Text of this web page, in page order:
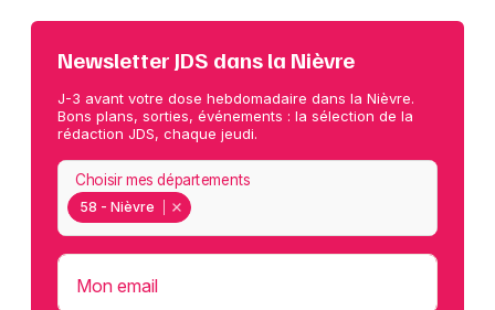
Newsletter JDS dans la Nièvre
J-3 avant votre dose hebdomadaire dans la Nièvre.
Bons plans, sorties, événements : la sélection de la
rédaction JDS, chaque jeudi.
58 - Nièvre
Choisir mes départements
Mon email